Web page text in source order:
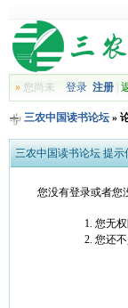
»您尚未 登录 注册|
三农中国读书论坛»
三农中国读书论坛 提示
您没有登录或者您
您无
您还